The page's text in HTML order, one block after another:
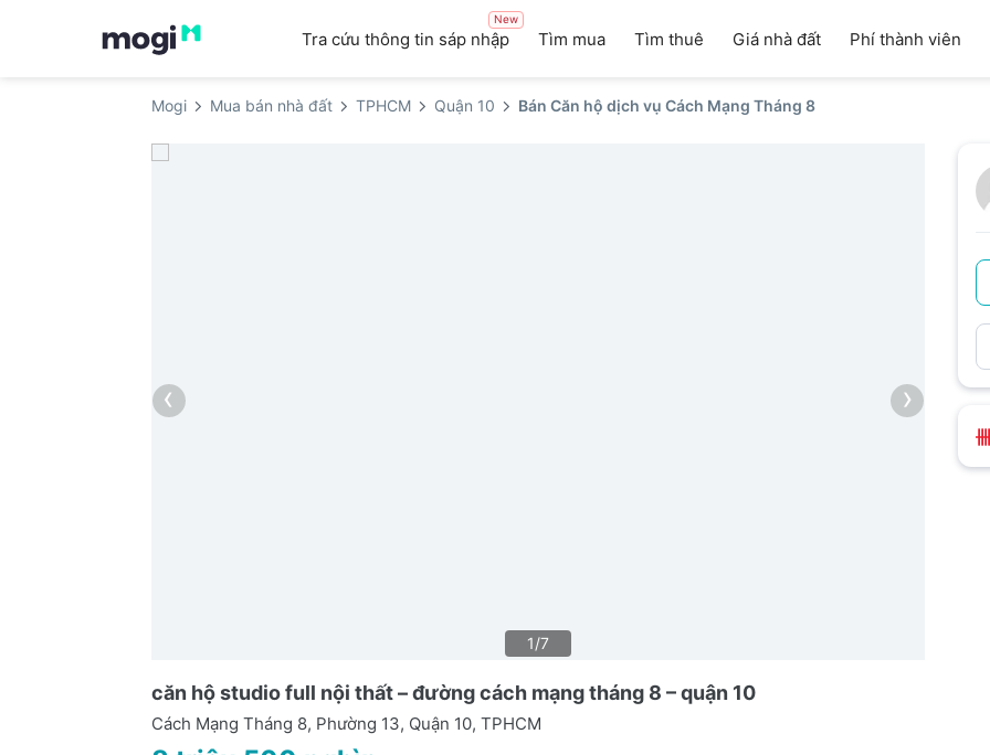
Tra cứu thông tin sáp nhập
New
Tìm mua Tìm thuê Giá nhà đất Phí thành viên
Mogi Mua bán nhà đất TPHCM Quận 10 Bán Căn hộ dịch vụ Cách Mạng Tháng 8
‹ ›
1/7
căn hộ studio full nội thất – đường cách mạng tháng 8 – quận 10
Cách Mạng Tháng 8, Phường 13, Quận 10, TPHCM